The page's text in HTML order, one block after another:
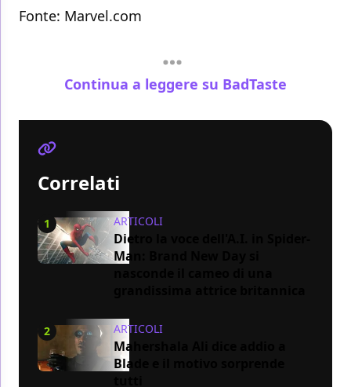
Fonte: Marvel.com
Continua a leggere su BadTaste
Correlati
1 ARTICOLI
Dietro la voce dell'A.I. in Spider-
Man: Brand New Day si
2 ARTICOLI
Mahershala Ali dice addio a
Blade e il motivo sorprende